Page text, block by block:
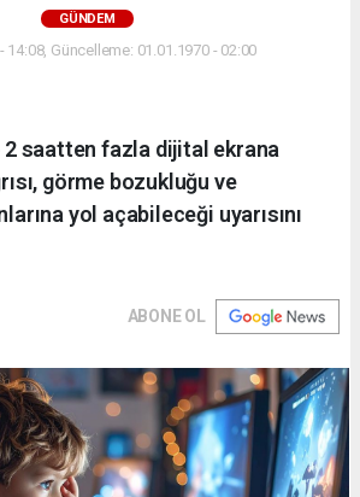
GÜNDEM
14:08, Güncelleme: 01.01.1970 - 02:00
2 saatten fazla dijital ekrana
görme bozukluğu ve
yol açabileceği uyarısını
ABONE OL